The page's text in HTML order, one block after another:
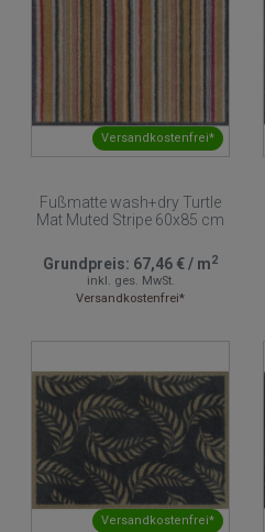
Versandkostenfrei*
Fußmatte wash+dry Turtle
Mat Muted Stripe 60x85 cm
Grundpreis: 67,46 €/ m2
inkl. ges. MwSt.
Versandkostenfrei*
Versandkostenfrei*